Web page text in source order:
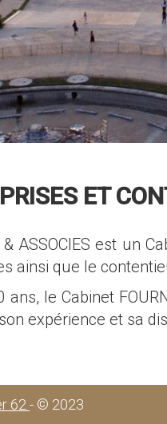
ET
& ASSOCIES est un
ainsi que le
le Cabinet
expérience et sa
62 - © 2023